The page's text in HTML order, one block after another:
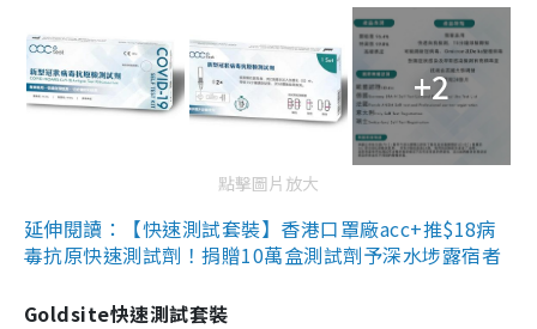
+2
點擊圖片放大
延伸閱讀：【快速測試套裝】香港口罩廠acc+推$18病
毒抗原快速測試劑！捐贈10萬盒測試劑予深水埗露宿者
Goldsite快速測試套裝